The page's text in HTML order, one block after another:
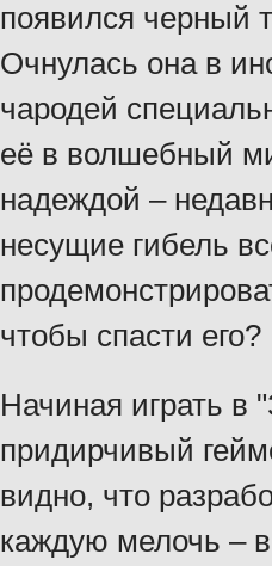
появился черный
Очнулась она в
чародей
её в волшебный
надеждой –
несущие гибель
чтобы спасти его?
Начиная играть в
придирчивый
видно, что
каждую мелочь –